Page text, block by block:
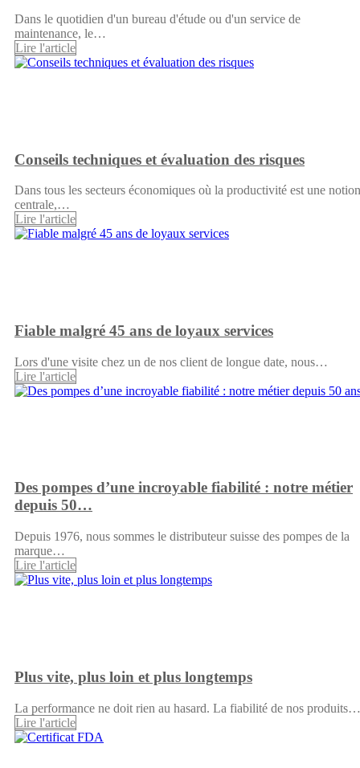
Dans le quotidien d'un bureau d'étude ou d'un service de
maintenance, le…
Lire l'article
Conseils techniques et évaluation des risques
Dans tous les secteurs économiques où la productivité est une notion
centrale,…
Lire l'article
Fiable malgré 45 ans de loyaux services
Lors d'une visite chez un de nos client de longue date, nous…
Lire l'article
Des pompes d’une incroyable fiabilité : notre métier
depuis 50…
Depuis 1976, nous sommes le distributeur suisse des pompes de la
marque…
Lire l'article
Plus vite, plus loin et plus longtemps
La performance ne doit rien au hasard. La fiabilité de nos produits…
Lire l'article